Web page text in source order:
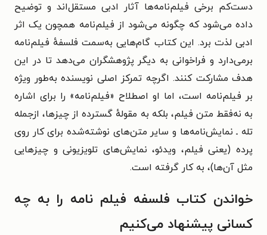
دست‌کم برخی فیلم‌نامه‌ها آثار ادبی مستقل‌اند و توضیح
داده می‌شود که چگونه می‌شود از فیلم‌نامه همچون یک اثر
ادبی لذت برد. این کتاب گام‌هایی به‌سمت فلسفهٔ فیلم‌نامه
برمی‌دارد و فراخوانی به دیگر پژوهشگران می‌دهد تا در این
هدف مشارکت کنند. اگرچه تمرکز اصلی نویسنده به‌طور ویژه
بر فیلم‌نامه است، اما او اصطلاح «فیلم‌نامه» را برای اشاره
به نه‌فقط متن فیلم، بلکه به مقولهٔ گسترده از چیزها، ازجمله
تله ـ نمایش‌نامه‌ها و سایر متن‌های نوشته‌شده برای کار روی
پرده (یعنی فیلم، ویدئو، نمایش‌های تلویزیونی و چیزهایی
مثل آن‌ها)، به کار گرفته است.
خواندن کتاب فلسفه فیلم نامه را به چه
کسانی پیشنهاد می‌کنیم